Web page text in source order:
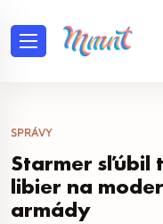
SPRÁVY
Starmer sľúbil
libier na
armády